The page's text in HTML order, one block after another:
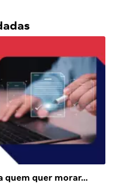
quem quer morar…